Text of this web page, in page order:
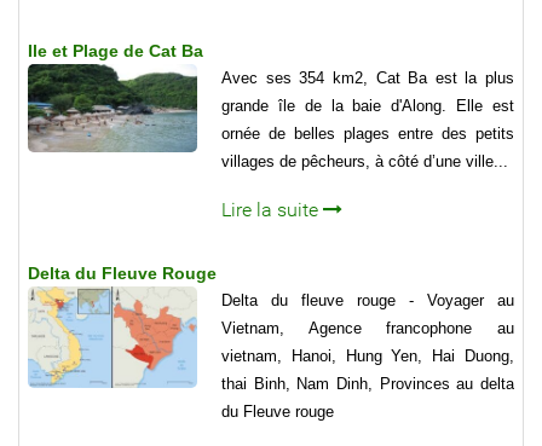
Ile et Plage de Cat Ba
Avec ses 354 km2, Cat Ba est la plus
grande île de la baie d'Along. Elle est
ornée de belles plages entre des petits
villages de pêcheurs, à côté d’une ville...
Lire la suite
Delta du Fleuve Rouge
Delta du fleuve rouge - Voyager au
Vietnam, Agence francophone au
vietnam, Hanoi, Hung Yen, Hai Duong,
thai Binh, Nam Dinh, Provinces au delta
du Fleuve rouge